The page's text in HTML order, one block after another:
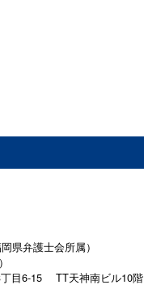
県弁護士会所属）
目6-15
TT天神南ビル10階